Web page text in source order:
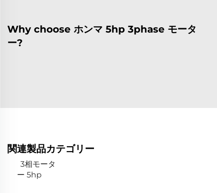
Why choose ホンマ 5hp 3phase モータ
ー?
関連製品カテゴリー
3相モータ
ー 5hp